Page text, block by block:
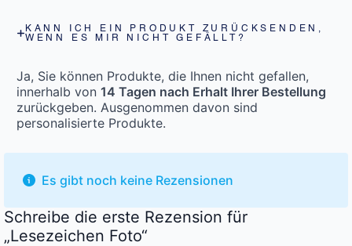
KANN ICH EIN PRODUKT ZURÜCKSENDEN,
WENN ES MIR NICHT GEFÄLLT?
Ja, Sie können Produkte, die Ihnen nicht gefallen,
innerhalb von 14 Tagen nach Erhalt Ihrer Bestellung
zurückgeben. Ausgenommen davon sind
personalisierte Produkte.
Es gibt noch keine Rezensionen
Schreibe die erste Rezension für
„Lesezeichen Foto“